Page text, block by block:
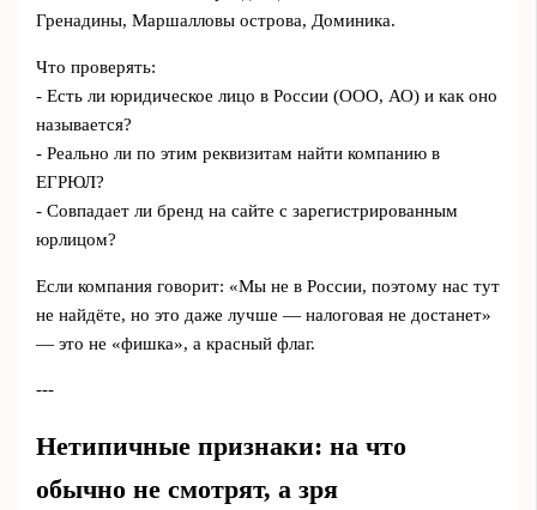
Гренадины, Маршалловы острова, Доминика.
Что проверять:
- Есть ли юридическое лицо в России (ООО, АО) и как оно
называется?
- Реально ли по этим реквизитам найти компанию в
ЕГРЮЛ?
- Совпадает ли бренд на сайте с зарегистрированным
юрлицом?
Если компания говорит: «Мы не в России, поэтому нас тут
не найдёте, но это даже лучше — налоговая не достанет»
— это не «фишка», а красный флаг.
---
Нетипичные признаки: на что
обычно не смотрят, а зря